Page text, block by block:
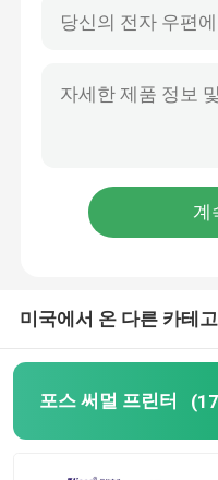
3 인치 라벨 프린터
4 인치 라벨 프린터
블루투스 선적 라벨
무선 가지고 다닐 수
A4 용지 프린터
미국에서 온 다른 카테고
포스 써멀 프린터